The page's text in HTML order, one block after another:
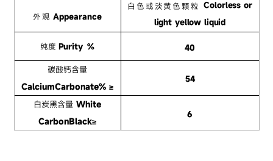
外观 Appearance
白色或淡黄色颗粒Colorless or
light yellow liquid
纯度 Purity % 40
碳酸钙含量
CalciumCarbonate% ≥
54
白炭黑含量 White
CarbonBlack≥
6